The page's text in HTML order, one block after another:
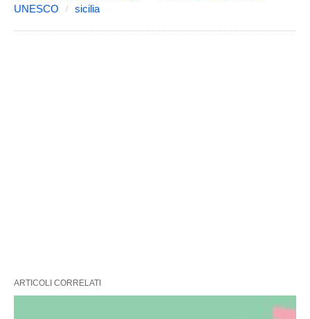
UNESCO
sicilia
ARTICOLI CORRELATI